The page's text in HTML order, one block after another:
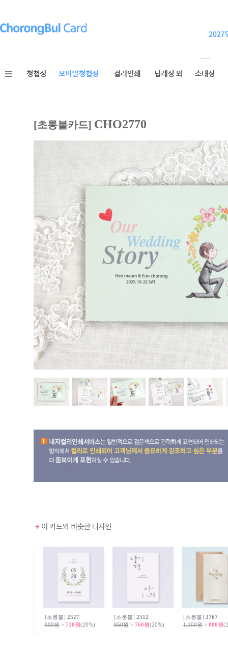
[초롱불카드] CHO2770
[초롱불] 2527
900원> 720원(20%)
[초롱불] 2512
950원> 760원(20%)
[초롱불] 2767
1,100원> 880원